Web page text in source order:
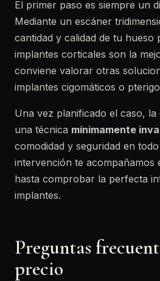
El primer paso es siempre un
Mediante un escáner
cantidad y calidad de tu hueso
implantes corticales son la
conviene valorar otras
implantes cigomáticos o
Una vez planificado el caso,
una técnica mínimamente
comodidad y seguridad en
intervención te acompañamos
hasta comprobar la perfecta
implantes.
Preguntas
precio